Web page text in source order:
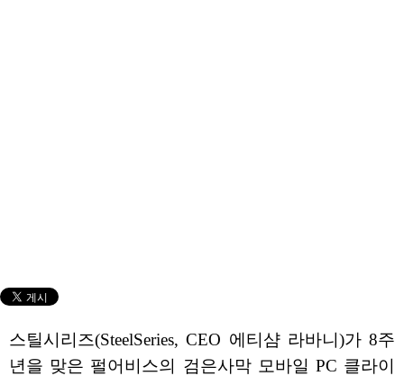
스틸시리즈(SteelSeries, CEO 에티샴 라바니)가 8주
년을 맞은 펄어비스의 검은사막 모바일 PC 클라이